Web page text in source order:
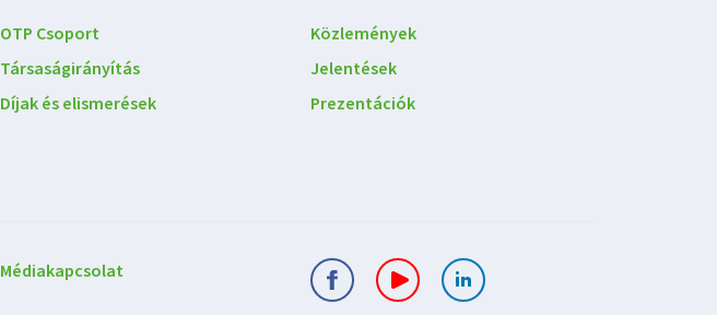
OTP Csoport
Társaságirányítás
Díjak és elismerések
Közlemények
Jelentések
Prezentációk
Médiakapcsolat